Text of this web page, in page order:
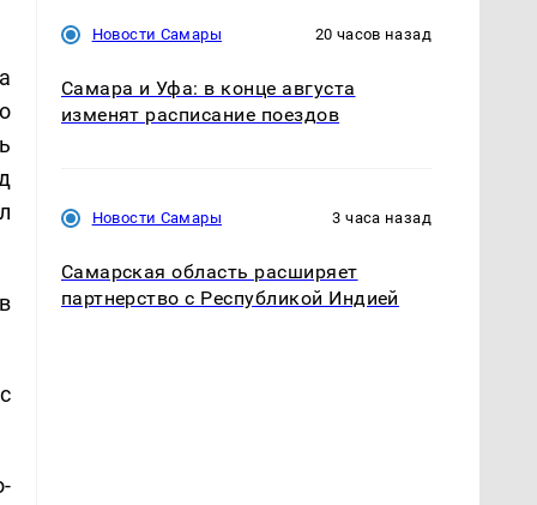
Новости Самары 20 часов назад
Самара и Уфа: в конце августа
изменят расписание поездов
Новости Самары 3 часа назад
Самарская область расширяет
партнерство с Республикой Индией